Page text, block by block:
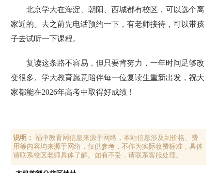
北京学大在海淀、朝阳、西城都有校区，可以选个离
家近的。去之前先电话预约一下，有老师接待，可以带孩
子去试听一下课程。
复读这条路不容易，但只要肯努力，一年时间足够改
变很多。学大教育愿意陪伴每一位复读生重新出发，祝大
家都能在2026年高考中取得好成绩！
说明：
福中教育网信息来源于网络，本站信息涉及到价格、费
用等内容均来源于网络，仅供参考，不作为实际收费标准，具体
请联系校区老师具体了解。如有不妥，请联系客服处理。